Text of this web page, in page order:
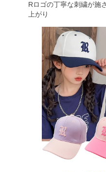
Rロゴの丁寧な刺繍が施
上がり